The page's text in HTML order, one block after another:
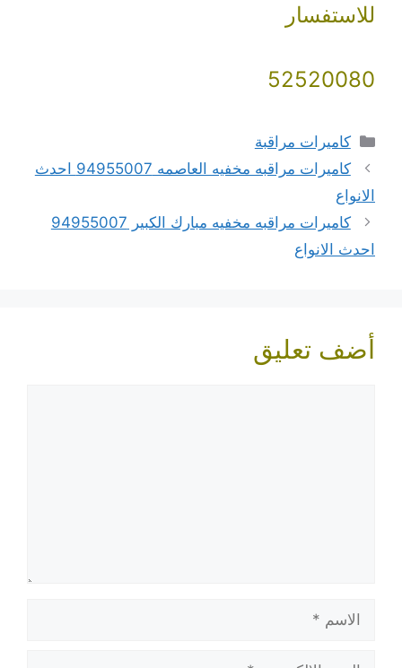
للاستفسار
52520080
التصنيفات
كاميرات مراقبة
كاميرات مراقبه مخفيه العاصمه 94955007 احدث
الانواع
كاميرات مراقبه مخفيه مبارك الكبير 94955007
احدث الانواع
أضف تعليق